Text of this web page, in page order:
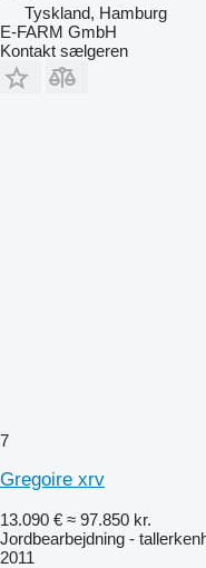
Tyskland, Hamburg
E-FARM GmbH
Kontakt sælgeren
7
Gregoire xrv
13.090 € ≈ 97.850 kr.
Jordbearbejdning -
2011